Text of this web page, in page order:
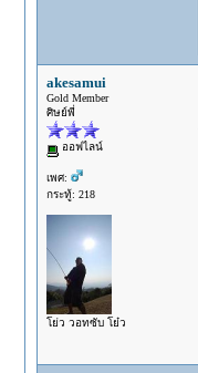
akesamui
Gold Member
ศิษย์พี่
ออฟไลน์
เพศ:
กระทู้: 218
โย่ว วอทซับ โย๋ว